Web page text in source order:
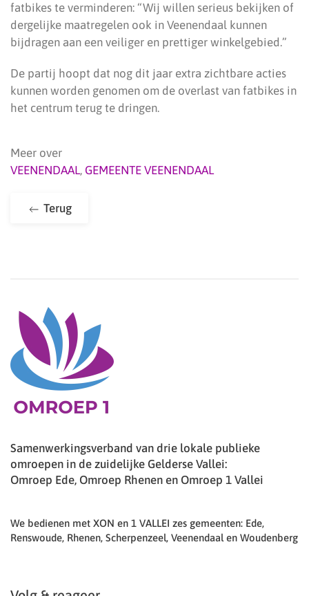
fatbikes te verminderen: “Wij willen serieus bekijken of
dergelijke maatregelen ook in Veenendaal kunnen
bijdragen aan een veiliger en prettiger winkelgebied.”
De partij hoopt dat nog dit jaar extra zichtbare acties
kunnen worden genomen om de overlast van fatbikes in
het centrum terug te dringen.
Meer over
VEENENDAAL, GEMEENTE VEENENDAAL
Terug
Samenwerkingsverband van drie lokale publieke
omroepen in de zuidelijke Gelderse Vallei:
Omroep Ede, Omroep Rhenen en Omroep 1 Vallei
We bedienen met XON en 1 VALLEI zes gemeenten: Ede,
Renswoude, Rhenen, Scherpenzeel, Veenendaal en Woudenberg